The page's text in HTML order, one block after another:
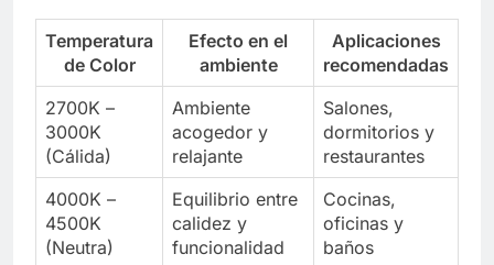
Temperatura
de Color
Efecto en el
ambiente
Aplicaciones
recomendadas
2700K –
3000K
(Cálida)
Ambiente
acogedor y
relajante
Salones,
dormitorios y
restaurantes
4000K –
4500K
(Neutra)
Equilibrio entre
calidez y
funcionalidad
Cocinas,
oficinas y
baños